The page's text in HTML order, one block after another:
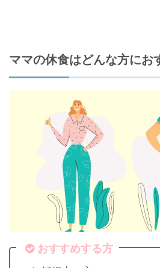
ママの休食はどんな方にお
おすすめする方